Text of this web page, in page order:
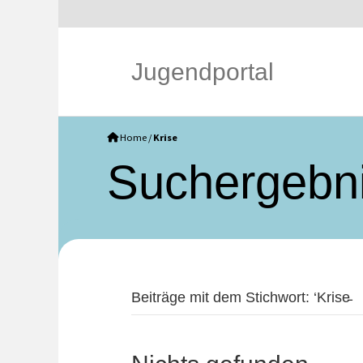
Jugendportal
Home / Krise
Beiträge mit dem Stichwort: ‘Krise̵